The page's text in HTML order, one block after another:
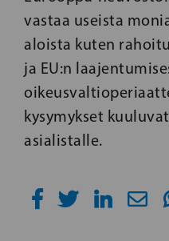
vastaa useista
aloista kuten
ja EU:n
kysymykset
asialistalle.